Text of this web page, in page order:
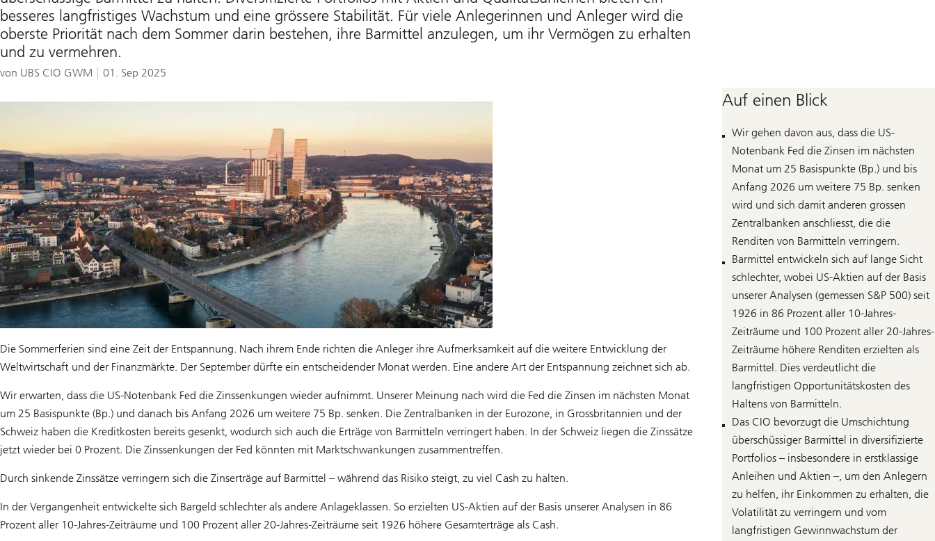
besseres langfristiges Wachstum und eine grössere Stabilität. Für viele Anlegerinnen und Anleger wird die
oberste Priorität nach dem Sommer darin bestehen, ihre Barmittel anzulegen, um ihr Vermögen zu erhalten
und zu vermehren.
von UBS CIO GWM 01. Sep 2025
Die Sommerferien sind eine Zeit der Entspannung. Nach ihrem Ende richten die Anleger ihre Aufmerksamkeit auf die weitere Entwicklung der
Weltwirtschaft und der Finanzmärkte. Der September dürfte ein entscheidender Monat werden. Eine andere Art der Entspannung zeichnet sich ab.
Wir erwarten, dass die US-Notenbank Fed die Zinssenkungen wieder aufnimmt. Unserer Meinung nach wird die Fed die Zinsen im nächsten Monat
um 25 Basispunkte (Bp.) und danach bis Anfang 2026 um weitere 75 Bp. senken. Die Zentralbanken in der Eurozone, in Grossbritannien und der
Schweiz haben die Kreditkosten bereits gesenkt, wodurch sich auch die Erträge von Barmitteln verringert haben. In der Schweiz liegen die Zinssätze
jetzt wieder bei 0 Prozent. Die Zinssenkungen der Fed könnten mit Marktschwankungen zusammentreffen.
Durch sinkende Zinssätze verringern sich die Zinserträge auf Barmittel – während das Risiko steigt, zu viel Cash zu halten.
In der Vergangenheit entwickelte sich Bargeld schlechter als andere Anlageklassen. So erzielten US-Aktien auf der Basis unserer Analysen in 86
Prozent aller 10-Jahres-Zeiträume und 100 Prozent aller 20-Jahres-Zeiträume seit 1926 höhere Gesamterträge als Cash.
Auf einen Blick
Wir gehen davon aus, dass die US-
Notenbank Fed die Zinsen im nächsten
Monat um 25 Basispunkte (Bp.) und bis
Anfang 2026 um weitere 75 Bp. senken
wird und sich damit anderen grossen
Zentralbanken anschliesst, die die
Renditen von Barmitteln verringern.
Barmittel entwickeln sich auf lange Sicht
schlechter, wobei US-Aktien auf der Basis
unserer Analysen (gemessen S&P 500) seit
1926 in 86 Prozent aller 10-Jahres-
Zeiträume und 100 Prozent aller 20-Jahres-
Zeiträume höhere Renditen erzielten als
Barmittel. Dies verdeutlicht die
langfristigen Opportunitätskosten des
Haltens von Barmitteln.
Das CIO bevorzugt die Umschichtung
überschüssiger Barmittel in diversifizierte
Portfolios – insbesondere in erstklassige
Anleihen und Aktien –, um den Anlegern
zu helfen, ihr Einkommen zu erhalten, die
Volatilität zu verringern und vom
langfristigen Gewinnwachstum der